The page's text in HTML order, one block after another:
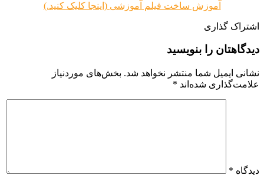
آموزش ساخت فیلم آموزشی (اینجا کلیک کنید.)
اشتراک گذاری
دیدگاهتان را بنویسید
نشانی ایمیل شما منتشر نخواهد شد. بخش‌های موردنیاز
علامت‌گذاری شده‌اند *
دیدگاه *